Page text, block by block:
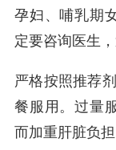
孕妇、哺乳期
定要咨询医生
严格按照推荐
餐服用。过量
而加重肝脏负担